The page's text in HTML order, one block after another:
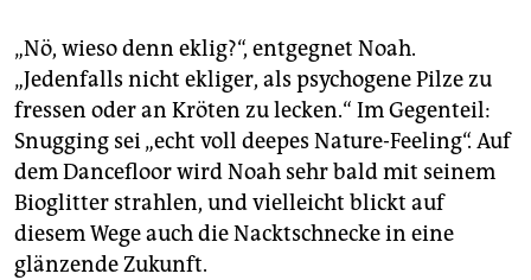
„Nö, wieso denn eklig?“, entgegnet Noah.
„Jedenfalls nicht ekliger, als psychogene Pilze zu
fressen oder an Kröten zu lecken.“ Im Gegenteil:
Snugging sei „echt voll deepes Nature-Feeling“. Auf
dem Dancefloor wird Noah sehr bald mit seinem
Bioglitter strahlen, und vielleicht blickt auf
diesem Wege auch die Nacktschnecke in eine
glänzende Zukunft.